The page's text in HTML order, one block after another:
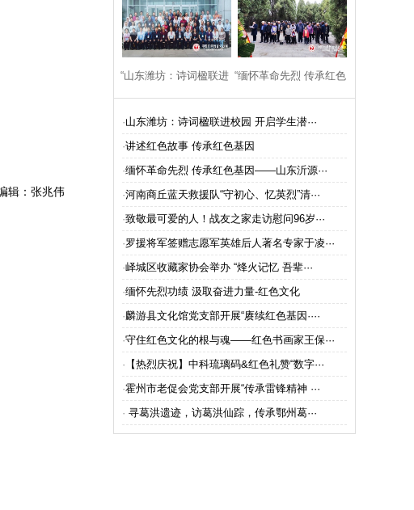
辑：张兆伟
“山东潍坊：诗词楹联进
翅膀”
“缅怀革命先烈 传承红色
镇开展清明祭英烈活动”
·山东潍坊：诗词楹联进校园 开启学生潜···
·讲述红色故事 传承红色基因
·缅怀革命先烈 传承红色基因——山东沂源···
·河南商丘蓝天救援队“守初心、忆英烈”清···
·致敬最可爱的人！战友之家走访慰问96岁···
·罗援将军签赠志愿军英雄后人著名专家于凌···
·峄城区收藏家协会举办 “烽火记忆 吾辈···
·缅怀先烈功绩 汲取奋进力量-红色文化
·麟游县文化馆党支部开展“赓续红色基因····
·守住红色文化的根与魂——红色书画家王保···
· 【热烈庆祝】中科琉璃码&红色礼赞“数字···
·霍州市老促会党支部开展“传承雷锋精神 ···
· ​ 寻葛洪遗迹，访葛洪仙踪，传承鄂州葛···